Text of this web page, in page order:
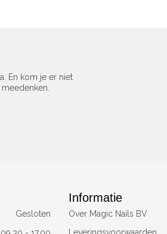
En kom je er niet
Gesloten
Informatie
Over Magic Nails BV